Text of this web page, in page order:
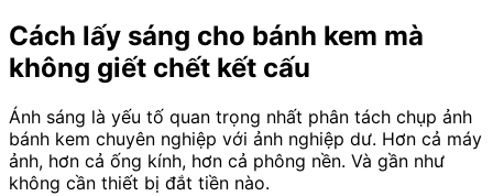
Cách lấy sáng cho bánh kem mà
không giết chết kết cấu
Ánh sáng là yếu tố quan trọng nhất phân tách chụp ảnh
bánh kem chuyên nghiệp với ảnh nghiệp dư. Hơn cả máy
ảnh, hơn cả ống kính, hơn cả phông nền. Và gần như
không cần thiết bị đắt tiền nào.